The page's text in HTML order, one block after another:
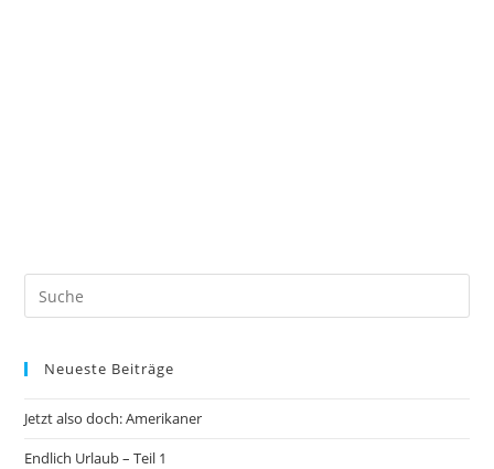
Neueste Beiträge
Jetzt also doch: Amerikaner
Endlich Urlaub – Teil 1